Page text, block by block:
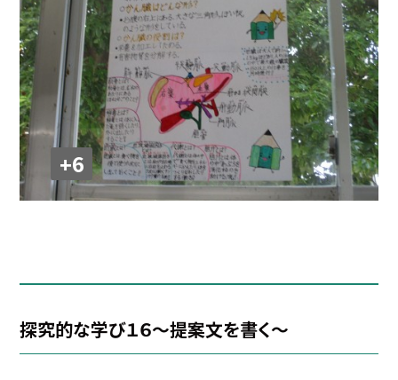
+6
探究的な学び１６～提案文を書く～